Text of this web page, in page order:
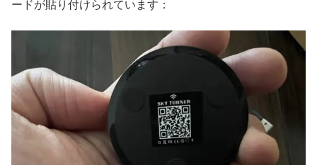
ードが貼り付けられています：